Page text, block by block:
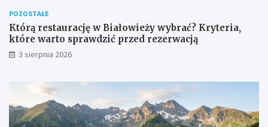
POZOSTAŁE
Którą restaurację w Białowieży wybrać? Kryteria,
które warto sprawdzić przed rezerwacją
3 sierpnia 2026